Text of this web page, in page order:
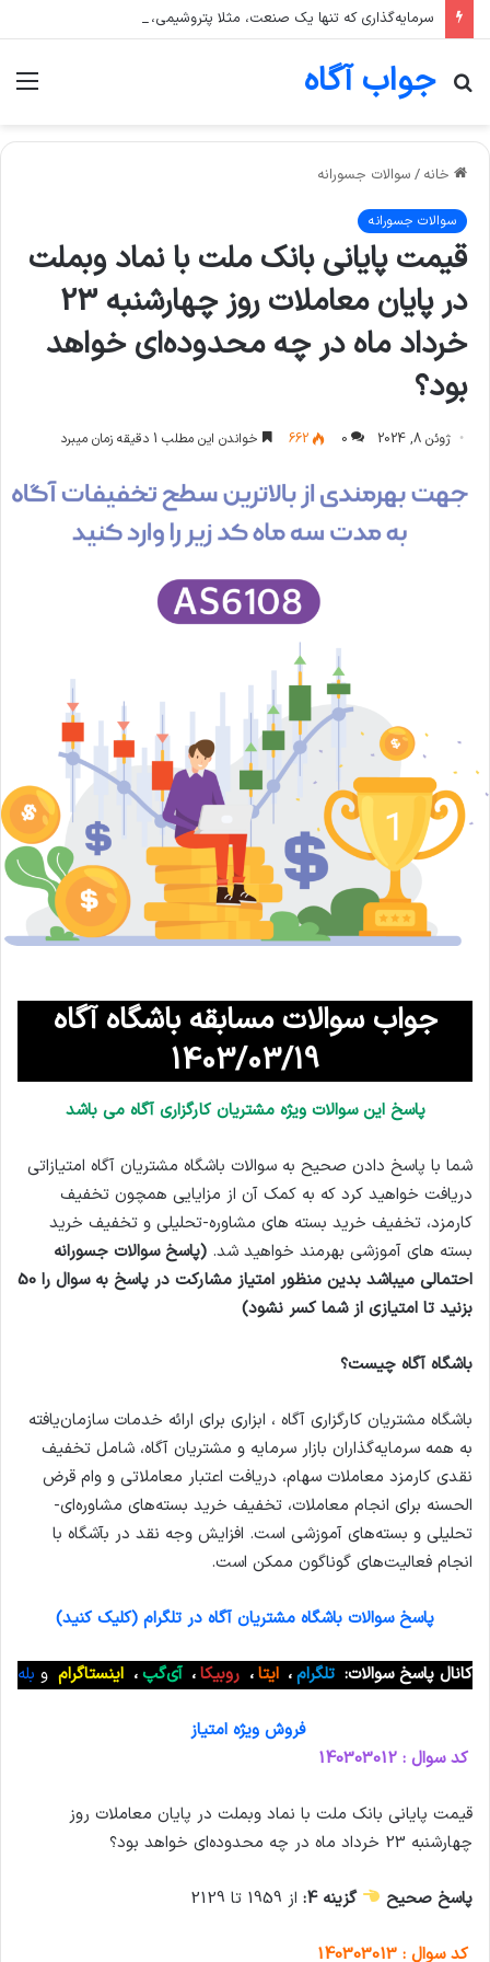
جواب آگاه
جستجو
خانه / سوالات جسورانه
سوالات جسورانه
قیمت پایانی بانك ملت با نماد وبملت
در پایان معاملات روز چهارشنبه 23
خرداد ماه در چه محدوده‌ای خواهد
بود؟
ژوئن 8, 2024 0
662 خواندن این مطلب 1 دقیقه زمان میبرد
جواب سوالات مسابقه باشگاه آگاه
1403/03/19
پاسخ این سوالات ویژه مشتریان کارگزاری آگاه می باشد
شما با پاسخ دادن صحیح به سوالات باشگاه مشتریان آگاه امتیازاتی
دریافت خواهید کرد که به کمک آن از مزایایی همچون تخفیف
کارمزد، تخفیف خرید بسته های مشاوره-تحلیلی و تخفیف خرید
بسته های آموزشی بهرمند خواهید شد. (پاسخ سوالات جسورانه
احتمالی میباشد بدین منظور امتیاز مشارکت در پاسخ به سوال را 50
بزنید تا امتیازی از شما کسر نشود)
باشگاه آگاه چیست؟
باشگاه مشتریان کارگزاری آگاه ، ابزاری برای ارائه خدمات سازمان‌یافته
به همه سرمایه‌گذاران بازار سرمایه و مشتریان آگاه، شامل تخفیف
نقدی کارمزد معاملات سهام، دریافت اعتبار معاملاتی و وام قرض
الحسنه برای انجام معاملات، تخفیف خرید بسته‌های مشاوره‌ای-
تحلیلی و بسته‌های آموزشی است. افزایش وجه نقد در بآشگاه با
انجام فعالیت‌های گوناگون ممکن است.
پاسخ سوالات باشگاه مشتریان آگاه در تلگرام (کلیک کنید)
کانال پاسخ سوالات: تلگرام، ایتا، روبیکا، آی‌گپ، اینستاگرام و بله
فروش ویژه امتیاز
کد سوال : 140303012
قیمت پایانی بانك ملت با نماد وبملت در پایان معاملات روز
چهارشنبه 23 خرداد ماه در چه محدوده‌ای خواهد بود؟
پاسخ صحیح گزینه 4: از 1959 تا 2129
کد سوال : 140303013